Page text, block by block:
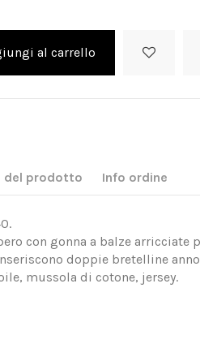
al carrello
del prodotto Info ordine
con gonna a balze
doppie bretelline
mussola di cotone, jersey.